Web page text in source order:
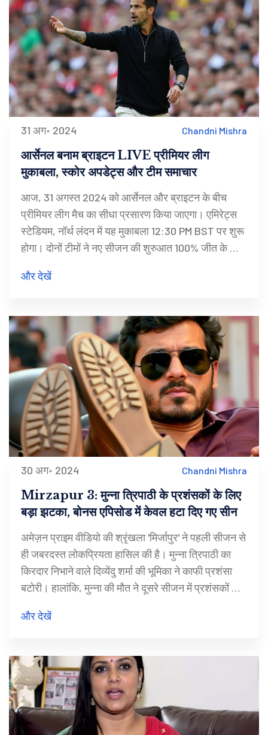
31 अग॰ 2024 Chandni Mishra
आर्सेनल बनाम ब्राइटन LIVE प्रीमियर लीग
मुकाबला, स्कोर अपडेट्स और टीम समाचार
आज, 31 अगस्त 2024 को आर्सेनल और ब्राइटन के बीच
प्रीमियर लीग मैच का सीधा प्रसारण किया जाएगा। एमिरेट्स
स्टेडियम, नॉर्थ लंदन में यह मुकाबला 12:30 PM BST पर शुरू
होगा। दोनों टीमों ने नए सीजन की शुरुआत 100% जीत के साथ
ब्राइटन के प्रमुख खिलाड़ियों की स्थितियों तथा मैच की
और देखें
30 अग॰ 2024 Chandni Mishra
Mirzapur 3: मुन्‍ना त्रिपाठी के प्रशंसकों के लिए
बड़ा झटका, बोनस एपिसोड में केवल हटा दिए गए सीन
अमेज़न प्राइम वीडियो की श्रृंखला 'मिर्जापुर' ने पहली सीजन से
ही जबरदस्त लोकप्रियता हासिल की है। मुन्‍ना त्रिपाठी का
किरदार निभाने वाले दिव्येंदु शर्मा की भूमिका ने काफी प्रशंसा
बटोरी। हालांकि, मुन्‍ना की मौत ने दूसरे सीजन में प्रशंसकों को
कर रहे हैं।
और देखें